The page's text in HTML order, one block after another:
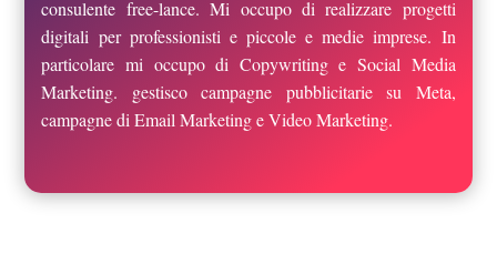
consulente free-lance. Mi occupo di realizzare progetti
digitali per professionisti e piccole e medie imprese. In
particolare mi occupo di Copywriting e Social Media
Marketing. gestisco campagne pubblicitarie su Meta,
campagne di Email Marketing e Video Marketing.